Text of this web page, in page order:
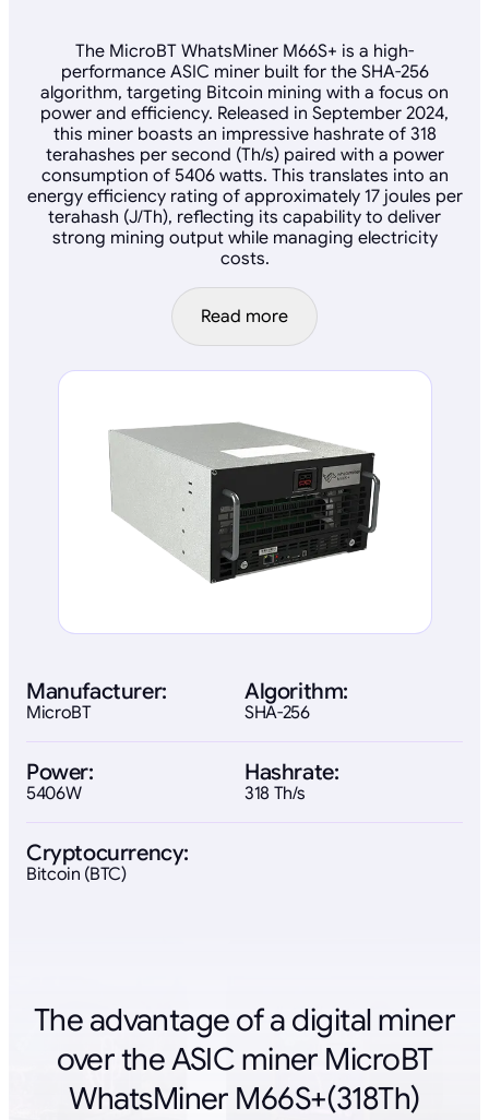
The MicroBT WhatsMiner M66S+ is a high-
performance ASIC miner built for the SHA-256
algorithm, targeting Bitcoin mining with a focus on
power and efficiency. Released in September 2024,
this miner boasts an impressive hashrate of 318
terahashes per second (Th/s) paired with a power
consumption of 5406 watts. This translates into an
energy efficiency rating of approximately 17 joules per
terahash (J/Th), reflecting its capability to deliver
strong mining output while managing electricity
costs.
Read more
Manufacturer:
MicroBT
Algorithm:
SHA-256
Power:
5406W
Hashrate:
318 Th/s
Cryptocurrency:
Bitcoin (BTC)
The advantage of a digital miner
over the ASIC miner MicroBT
WhatsMiner M66S+(318Th)